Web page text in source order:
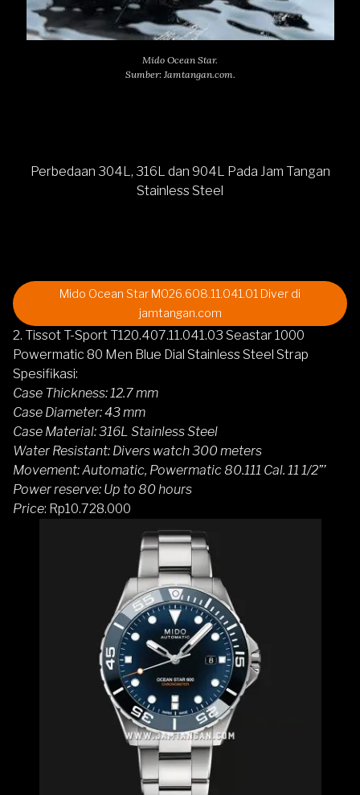
Mido Ocean Star.
Sumber: Jamtangan.com.
Perbedaan 304L, 316L dan 904L Pada Jam Tangan
Stainless Steel
Mido Ocean Star M026.608.11.041.01 Diver di
jamtangan.com
2. Tissot T-Sport T120.407.11.041.03 Seastar 1000
Powermatic 80 Men Blue Dial Stainless Steel Strap
Spesifikasi:
Case Thickness: 12.7 mm
Case Diameter: 43 mm
Case Material: 316L Stainless Steel
Water Resistant: Divers watch 300 meters
Movement: Automatic, Powermatic 80.111 Cal. 11 1/2”’
Power reserve: Up to 80 hours
Price: Rp10.728.000